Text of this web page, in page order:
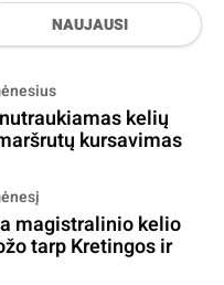
NAUJAUSI
kelių
kursavimas
magistralinio kelio
tarp Kretingos ir